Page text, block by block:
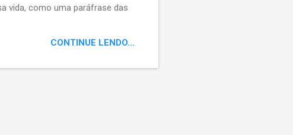
vida, como uma paráfrase das
CONTINUE LENDO...